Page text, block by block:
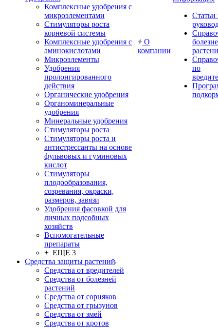
Комплексные удобрения с
микроэлементами
Стимуляторы роста
корневой системы
Комплексные удобрения с
аминокислотами
Микроэлементы
Удобрения
пролонгированного
действия
Органические удобрения
Органоминеральные
удобрения
Минеральные удобрения
Стимуляторы роста
Стимуляторы роста и
антистрессанты на основе
фульвовых и гуминовых
кислот
Стимуляторы
плодообразования,
созревания, окраски,
размеров, завязи
Удобрения фасовкой для
личных подсобных
хозяйств
Вспомогательные
препараты
+ ЕЩЕ 3
Средства защиты растений
Средства от вредителей
Средства от болезней
растений
Средства от сорняков
Средства от грызунов
Средства от змей
Средства от кротов
О
компании
Статьи
по